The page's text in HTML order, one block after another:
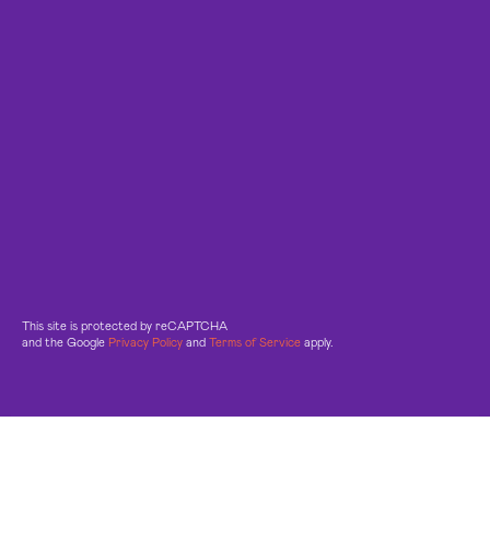
This site is protected by reCAPTCHA
and the Google Privacy Policy and Terms of Service apply.